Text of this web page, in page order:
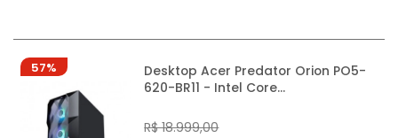
57%
Desktop Acer Predator Orion PO5-
620-BR11 - Intel Core...
R$ 18.999,00